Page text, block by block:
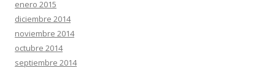
enero 2015
diciembre 2014
noviembre 2014
octubre 2014
septiembre 2014